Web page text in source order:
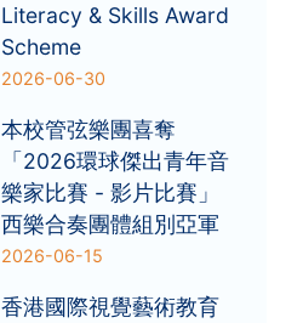
Literacy & Skills Award
Scheme
2026-06-30
本校管弦樂團喜奪
「2026環球傑出青年音
樂家比賽 - 影片比賽」
西樂合奏團體組別亞軍
2026-06-15
香港國際視覺藝術教育